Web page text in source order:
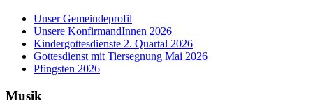
Unser Gemeindeprofil
Unsere KonfirmandInnen 2026
Kindergottesdienste 2. Quartal 2026
Gottesdienst mit Tiersegnung Mai 2026
Pfingsten 2026
Musik